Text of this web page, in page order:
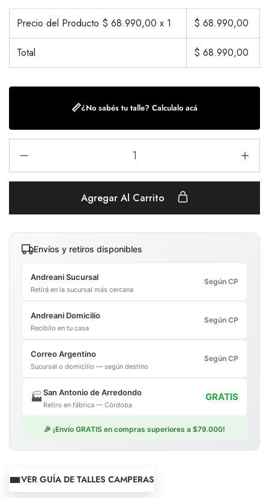
Precio del Producto $ 68.990,00 x 1 $ 68.990,00
Total $ 68.990,00
📏¿No sabés tu talle? Calculalo acá
Agregar Al Carrito
Envíos y retiros disponibles
Andreani Sucursal
Retirá en la sucursal más cercana
Según CP
Andreani Domicilio
Recibilo en tu casa
Según CP
Correo Argentino
Sucursal o domicilio — según destino
Según CP
🏭San Antonio de Arredondo
Retiro en fábrica — Córdoba
GRATIS
🎉 ¡Envío GRATIS en compras superiores a $79.000!
VER GUÍA DE TALLES CAMPERAS